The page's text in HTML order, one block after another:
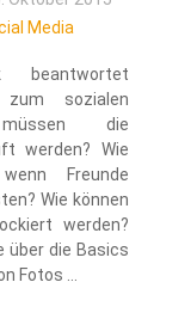
Media
beantwortet
zum sozialen
die
werden? Wie
Freunde
Wie können
werden?
über die Basics
Fotos …